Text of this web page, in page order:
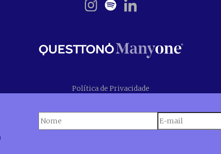
Política de Privacidade